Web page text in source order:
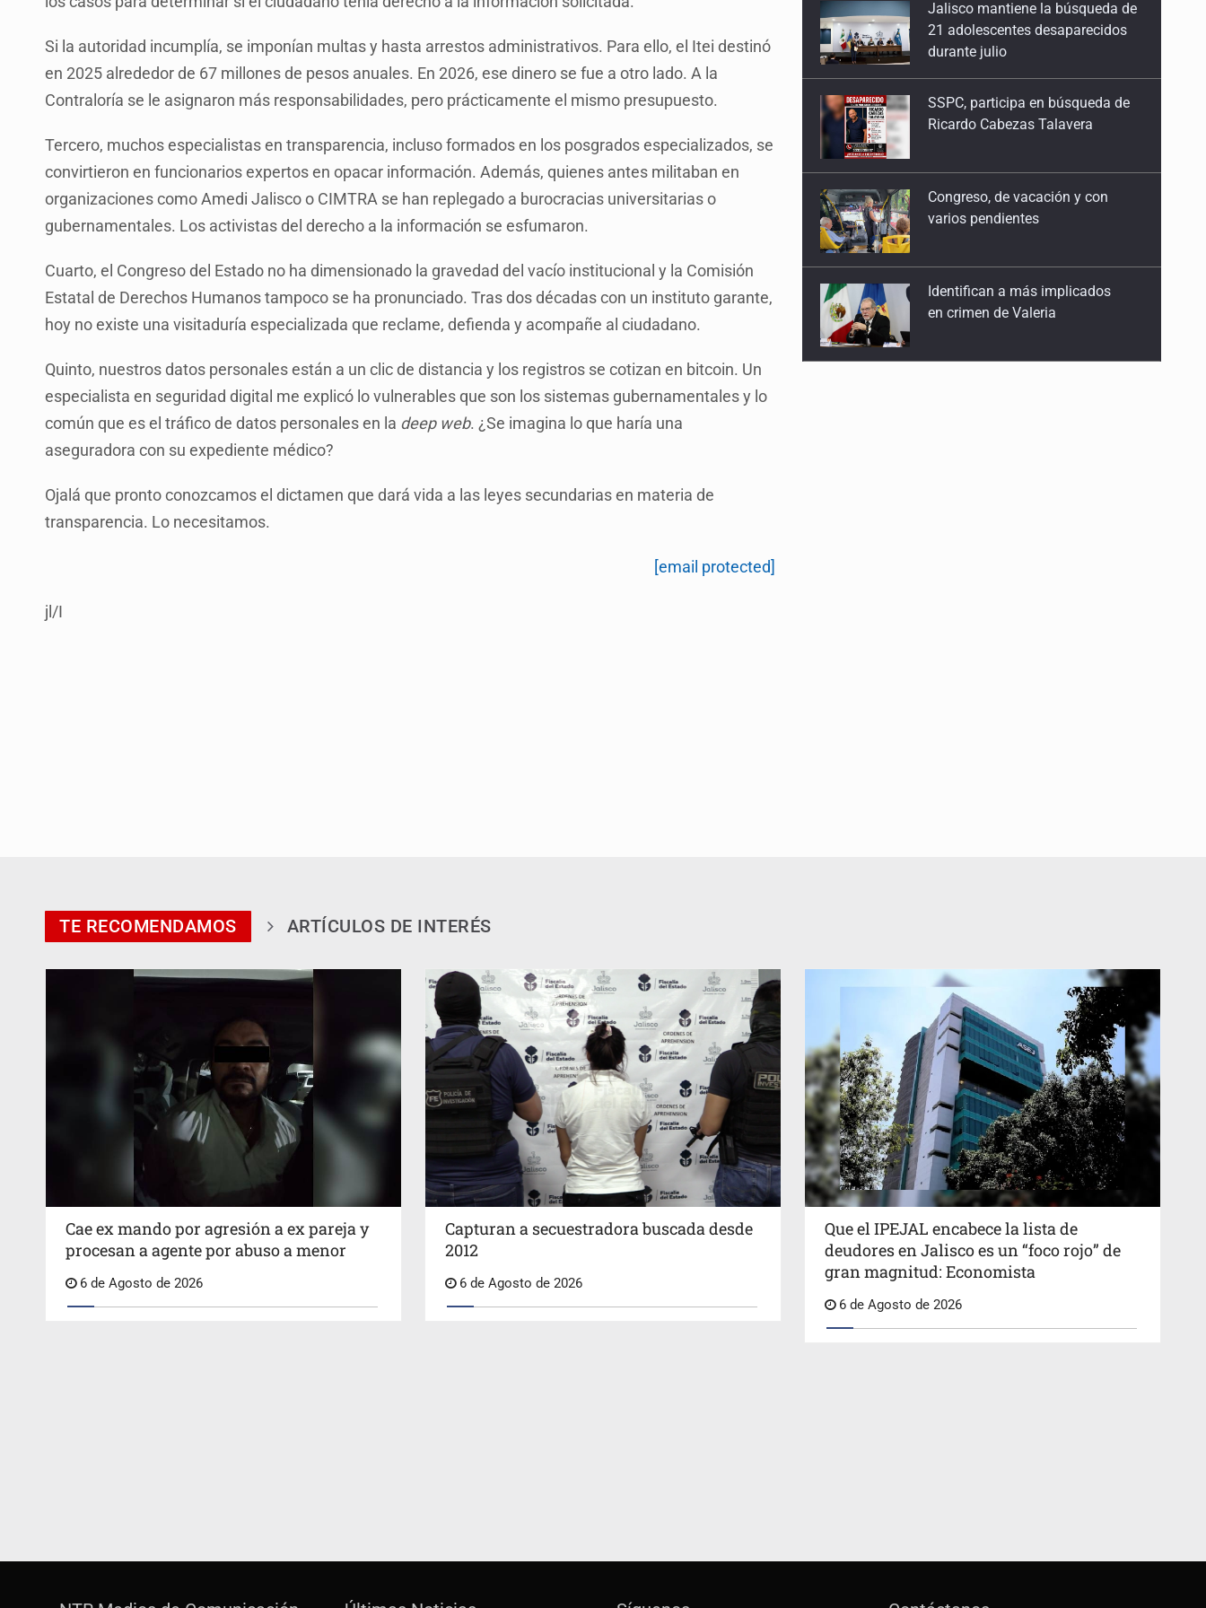
Si la autoridad incumplía, se imponían multas y hasta arrestos administrativos. Para ello, el Itei destinó
en 2025 alrededor de 67 millones de pesos anuales. En 2026, ese dinero se fue a otro lado. A la
Contraloría se le asignaron más responsabilidades, pero prácticamente el mismo presupuesto.
Tercero, muchos especialistas en transparencia, incluso formados en los posgrados especializados, se
convirtieron en funcionarios expertos en opacar información. Además, quienes antes militaban en
organizaciones como Amedi Jalisco o CIMTRA se han replegado a burocracias universitarias o
gubernamentales. Los activistas del derecho a la información se esfumaron.
Cuarto, el Congreso del Estado no ha dimensionado la gravedad del vacío institucional y la Comisión
Estatal de Derechos Humanos tampoco se ha pronunciado. Tras dos décadas con un instituto garante,
hoy no existe una visitaduría especializada que reclame, defienda y acompañe al ciudadano.
Quinto, nuestros datos personales están a un clic de distancia y los registros se cotizan en bitcoin. Un
especialista en seguridad digital me explicó lo vulnerables que son los sistemas gubernamentales y lo
común que es el tráfico de datos personales en la deep web. ¿Se imagina lo que haría una
aseguradora con su expediente médico?
Ojalá que pronto conozcamos el dictamen que dará vida a las leyes secundarias en materia de
transparencia. Lo necesitamos.
[email protected]
jl/I
29 de Abril de 2026
Especulación con el CUSMAX
22 de Abril de 2026
Palabras ante la impunidad
Contra los depredadores
25 de Marzo de 2026
¿Quién dejó entrar a Broxel?
18 de Marzo de 2026
SSPC, participa en búsqueda de
Ricardo Cabezas Talavera
Congreso, de vacación y con
varios pendientes
Identifican a más implicados
en crimen de Valeria
Capturan en Zapopan a
defraudador de paquetes
TE RECOMENDAMOS ARTÍCULOS DE INTERÉS
Cae ex mando por agresión a ex pareja y
procesan a agente por abuso a menor
6 de Agosto de 2026
Capturan a secuestradora buscada desde
2012
6 de Agosto de 2026
Que el IPEJAL encabece la lista de
deudores en Jalisco es un “foco rojo” de
gran magnitud: Economista
6 de Agosto de 2026